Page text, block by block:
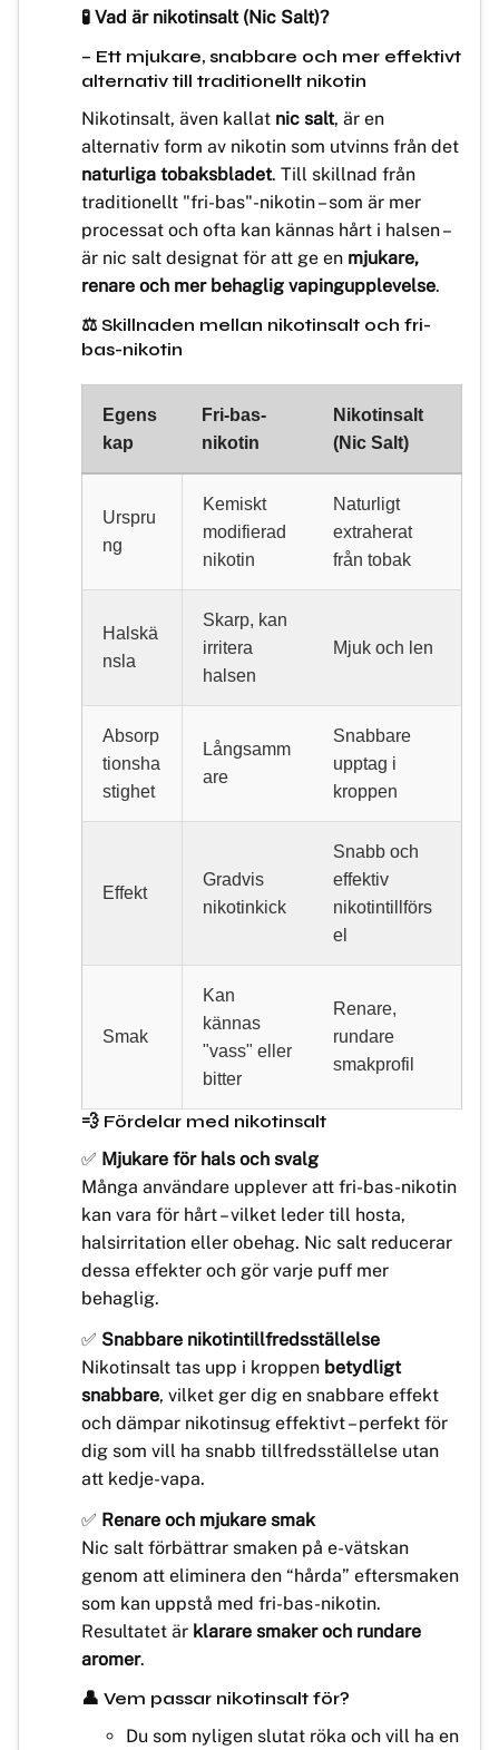
🧪 Vad är nikotinsalt (Nic Salt)?
– Ett mjukare, snabbare och mer effektivt
alternativ till traditionellt nikotin
Nikotinsalt, även kallat nic salt, är en
alternativ form av nikotin som utvinns från det
naturliga tobaksbladet. Till skillnad från
traditionellt "fri-bas"-nikotin – som är mer
processat och ofta kan kännas hårt i halsen –
är nic salt designat för att ge en mjukare,
renare och mer behaglig vapingupplevelse.
⚖️ Skillnaden mellan nikotinsalt och fri-
bas-nikotin
Egens
kap
Fri-bas-
nikotin
Nikotinsalt
(Nic Salt)
Urspru
ng
Kemiskt
modifierad
nikotin
Naturligt
extraherat
från tobak
Halskä
nsla
Skarp, kan
irritera
halsen
Mjuk och len
Absorp
tionsha
stighet
Långsamm
are
Snabbare
upptag i
kroppen
Effekt
Gradvis
nikotinkick
Snabb och
effektiv
nikotintillförs
el
Smak
Kan
kännas
"vass" eller
bitter
Renare,
rundare
smakprofil
💨 Fördelar med nikotinsalt
✅ Mjukare för hals och svalg
Många användare upplever att fri-bas-nikotin
kan vara för hårt – vilket leder till hosta,
halsirritation eller obehag. Nic salt reducerar
dessa effekter och gör varje puff mer
behaglig.
✅ Snabbare nikotintillfredsställelse
Nikotinsalt tas upp i kroppen betydligt
snabbare, vilket ger dig en snabbare effekt
och dämpar nikotinsug effektivt – perfekt för
dig som vill ha snabb tillfredsställelse utan
att kedje-vapa.
✅ Renare och mjukare smak
Nic salt förbättrar smaken på e-vätskan
genom att eliminera den “hårda” eftersmaken
som kan uppstå med fri-bas-nikotin.
Resultatet är klarare smaker och rundare
aromer.
👤 Vem passar nikotinsalt för?
Du som nyligen slutat röka och vill ha en